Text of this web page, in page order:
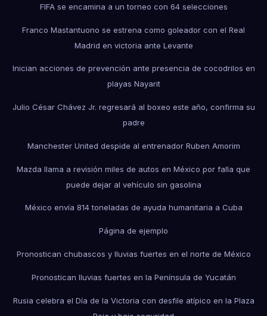
FIFA se encamina a un torneo con 64 selecciones
Franco Mastantuono se estrena como goleador con el Real
Madrid en victoria ante Levante
Inician acciones de prevención ante presencia de cocodrilos en
playas Nayarit
Julio César Chávez Jr. regresará al boxeo este año, confirma su
padre
Manchester United despide al entrenador Ruben Amorim
Mazda llama a revisión miles de autos en México por falla que
puede dejar al vehículo sin gasolina
México envía 814 toneladas de ayuda humanitaria a Cuba
Página de ejemplo
Pronostican chubascos y lluvias fuertes en el norte de México
Pronostican lluvias fuertes en la Península de Yucatán
Rusia celebra el Día de la Victoria con desfile atípico en la Plaza